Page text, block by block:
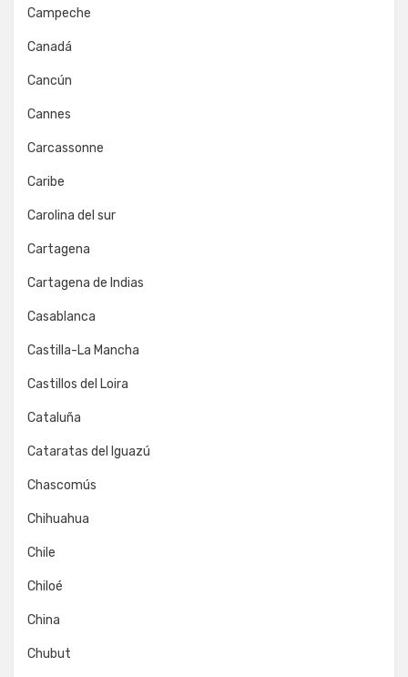
Campeche
Canadá
Cancún
Cannes
Carcassonne
Caribe
Carolina del sur
Cartagena
Cartagena de Indias
Casablanca
Castilla-La Mancha
Castillos del Loira
Cataluña
Cataratas del Iguazú
Chascomús
Chihuahua
Chile
Chiloé
China
Chubut